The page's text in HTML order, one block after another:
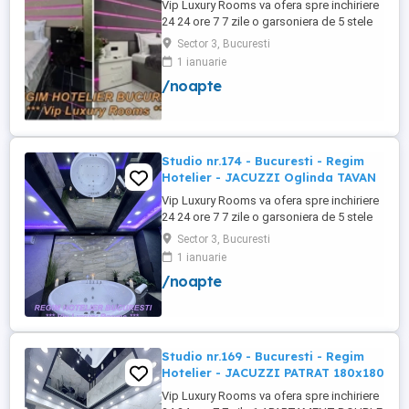
Vip Luxury Rooms va ofera spre inchiriere
24 24 ore 7 7 zile o garsoniera de 5 stele
Luxoase cu un desing unic si deosebit in
Sector 3 Bucuresti . Garsoniera se alfa in
Complex Rezidential Nou . Monitorizare
Video in Complex ( de la Politia Locala
Sector 3, Bucuresti
1 ianuarie
/noapte
Studio nr.174 - Bucuresti - Regim
Hotelier - JACUZZI Oglinda TAVAN
Vip Luxury Rooms va ofera spre inchiriere
24 24 ore 7 7 zile o garsoniera de 5 stele
Luxoase cu un desing unic si deosebit in
Sector 3 Bucuresti . Garsoniera se alfa in
Complex Rezidential Nou . Acces Bariera
Monitorizare Video in Complex ( de la
Sector 3, Bucuresti
1 ianuarie
/noapte
Studio nr.169 - Bucuresti - Regim
Hotelier - JACUZZI PATRAT 180x180
Vip Luxury Rooms va ofera spre inchiriere